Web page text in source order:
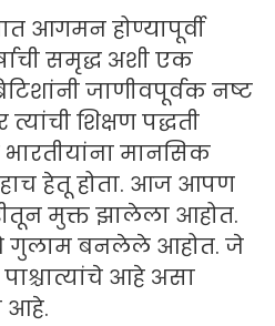
आगमन होण्यापूर्वी
समृद्ध अशी एक
जाणीवपूर्वक नष्ट
शिक्षण पद्धती
भारतीयांना मानसिक
हेतू होता. आज आपण
मुक्त झालेला आहोत.
गुलाम बनलेले आहोत. जे
आहे असा
आहे.